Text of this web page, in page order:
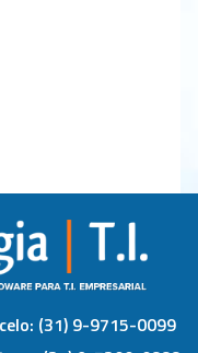
(31) 9-9715-0099